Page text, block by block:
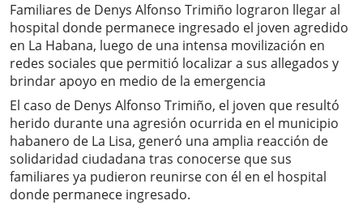
Familiares de Denys Alfonso Trimiño lograron llegar al
hospital donde permanece ingresado el joven agredido
en La Habana, luego de una intensa movilización en
redes sociales que permitió localizar a sus allegados y
brindar apoyo en medio de la emergencia
El caso de Denys Alfonso Trimiño, el joven que resultó
herido durante una agresión ocurrida en el municipio
habanero de La Lisa, generó una amplia reacción de
solidaridad ciudadana tras conocerse que sus
familiares ya pudieron reunirse con él en el hospital
donde permanece ingresado.